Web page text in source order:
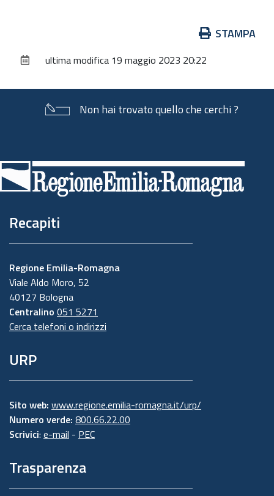
documento
STAMPA
ultima modifica 19 maggio 2023 20:22
Non hai trovato quello che cerchi ?
di
pagina
Recapiti
Regione Emilia-Romagna
Viale Aldo Moro, 52
40127 Bologna
Centralino 051 5271
Cerca telefoni o indirizzi
URP
Sito web: www.regione.emilia-romagna.it/urp/
Numero verde: 800.66.22.00
Scrivici: e-mail - PEC
Trasparenza